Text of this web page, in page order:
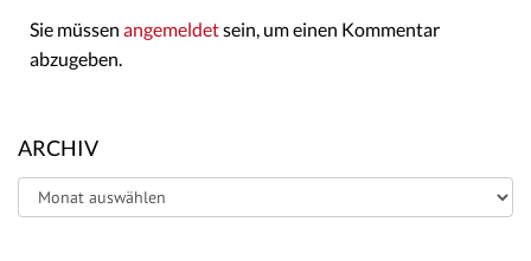
Sie müssen angemeldetsein, um einen Kommentar
abzugeben.
ARCHIV
Archiv